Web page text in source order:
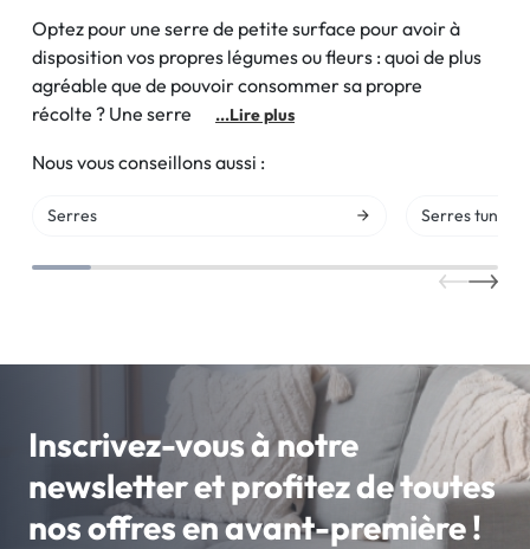
Optez pour une serre de petite surface pour avoir à
disposition vos propres légumes ou fleurs : quoi de plus
agréable que de pouvoir consommer sa propre
récolte ? Une serre
...Lire plus
Nous vous conseillons aussi :
Serres Serres tunnel
Inscrivez-vous à notre
newsletter et profitez de toutes
nos offres en avant-première !